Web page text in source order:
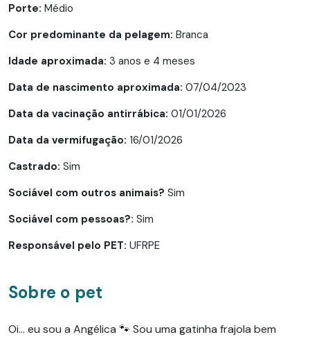
Porte: Médio
Cor predominante da pelagem: Branca
Idade aproximada: 3 anos e 4 meses
Data de nascimento aproximada: 07/04/2023
Data da vacinação antirrábica: 01/01/2026
Data da vermifugação: 16/01/2026
Castrado: Sim
Sociável com outros animais? Sim
Sociável com pessoas?: Sim
Responsável pelo PET: UFRPE
Sobre o pet
Oi… eu sou a Angélica 🐾 Sou uma gatinha frajola bem